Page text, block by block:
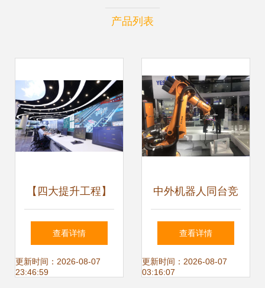
产品列表
【四大提升工程】
科技创新 锡业分公
司全力加快锡冶
查看详情
更新时间：2026-08-07
23:46:59
中外机器人同台竞
技 在工博会上思考
未来工厂
查看详情
更新时间：2026-08-07
03:16:07